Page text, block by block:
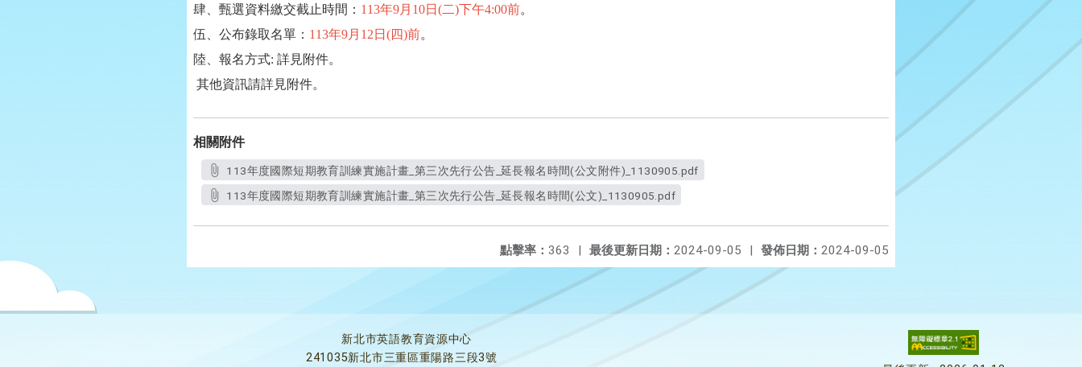
肆、甄選資料繳交截止時間： 113年9月10日(二)下午4:00前。
伍、公布錄取名單： 113年9月12日(四)前。
陸、報名方式: 詳見附件。
其他資訊請詳見附件。
相關附件
113年度國際短期教育訓練實施計畫_第三次先行公告_延長報名時間(公文附件)_1130905.pdf
113年度國際短期教育訓練實施計畫_第三次先行公告_延長報名時間(公文)_1130905.pdf
發佈日期： 2024-09-05
最後更新日期： 2024-09-05 |
點擊率： 363 |
新北市英語教育資源中心
241035新北市三重區重陽路三段3號